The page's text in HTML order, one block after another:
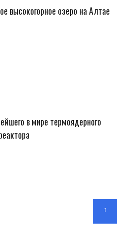
высокогорное озеро на Алтае
в мире термоядерного
↑